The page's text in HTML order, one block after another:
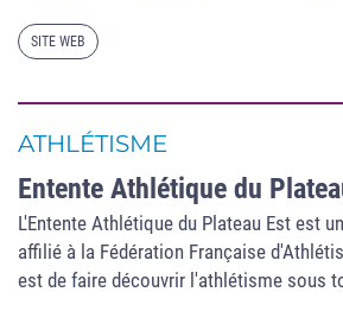
SITE WEB
ATHLÉTISME
Entente Athlétique du
L'Entente Athlétique du Plateau Est est
affilié à la Fédération Française
est de faire découvrir l'athlétisme sous